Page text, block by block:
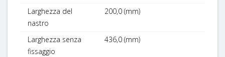
Larghezza del
nastro
200,0 (mm)
Larghezza senza
fissaggio
436,0 (mm)